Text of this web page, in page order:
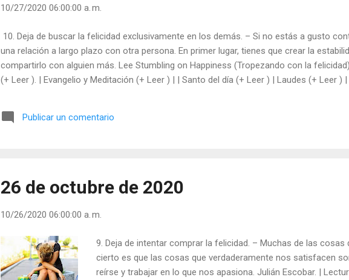
10/27/2020 06:00:00 a. m.
10. Deja de buscar la felicidad exclusivamente en los demás. – Si no estás a gusto
una relación a largo plazo con otra persona. En primer lugar, tienes que crear la
compartirlo con alguien más. Lee Stumbling on Happiness (Tropezando con la
(+ Leer ). | Evangelio y Meditación (+ Leer ) | | Santo del día (+ Leer ) | Laudes (+ Leer )
Publicar un comentario
26 de octubre de 2020
10/26/2020 06:00:00 a. m.
9. Deja de intentar comprar la felicidad. – Muchas de las
cierto es que las cosas que verdaderamente nos satisfacen
reírse y trabajar en lo que nos apasiona. Julián Escobar. |